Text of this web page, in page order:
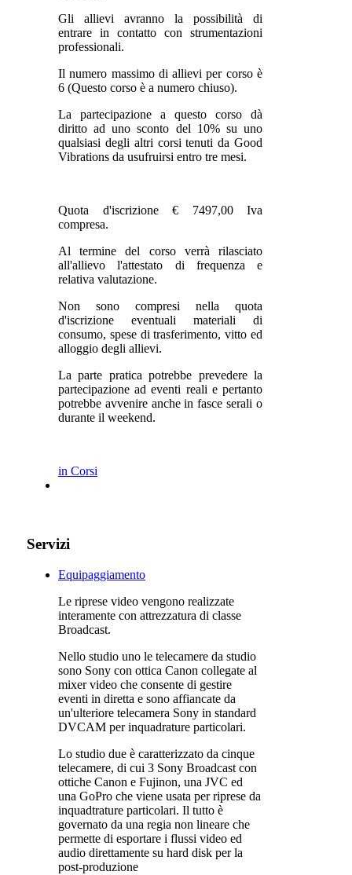
Gli allievi avranno la possibilità di
entrare in contatto con strumentazioni
professionali.
Il numero massimo di allievi per corso è
6 (Questo corso è a numero chiuso).
La partecipazione a questo corso dà
diritto ad uno sconto del 10% su uno
qualsiasi degli altri corsi tenuti da Good
Vibrations da usufruirsi entro tre mesi.
Quota d'iscrizione € 7497,00 Iva
compresa.
Al termine del corso verrà rilasciato
all'allievo l'attestato di frequenza e
relativa valutazione.
Non sono compresi nella quota
d'iscrizione eventuali materiali di
consumo, spese di trasferimento, vitto ed
alloggio degli allievi.
La parte pratica potrebbe prevedere la
partecipazione ad eventi reali e pertanto
potrebbe avvenire anche in fasce serali o
durante il weekend.
in Corsi
Servizi
Equipaggiamento
Le riprese video vengono realizzate
interamente con attrezzatura di classe
Broadcast.
Nello studio uno le telecamere da studio
sono Sony con ottica Canon collegate al
mixer video che consente di gestire
eventi in diretta e sono affiancate da
un'ulteriore telecamera Sony in standard
DVCAM per inquadrature particolari.
Lo studio due è caratterizzato da cinque
telecamere, di cui 3 Sony Broadcast con
ottiche Canon e Fujinon, una JVC ed
una GoPro che viene usata per riprese da
inquadtrature particolari. Il tutto è
governato da una regia non lineare che
permette di esportare i flussi video ed
audio direttamente su hard disk per la
post-produzione